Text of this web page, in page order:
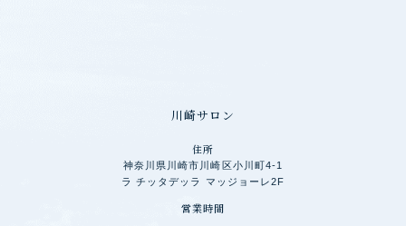
川崎サロン
住所
神奈川県川崎市川崎区小川町4-1
ラ チッタデッラ マッジョーレ2F
営業時間